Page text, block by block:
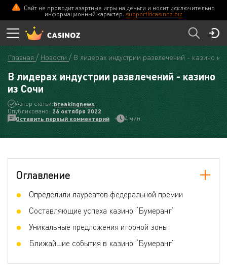
Сайт не проводит азартные игры на деньги и носит исключительно
информационный характер. support@casinoz.biz
Главная Новости В лидерах индустрии развлечений - казино
В лидерах индустрии развлечений - казино
из Сочи
Автор статьи:breakingnews
Опубликовано: 26 октября 2022
Оставить первый комментарий
4 мин.
Оглавление
Определили лауреатов федеральной премии
Составляющие успеха казино “Бумеранг”
Уникальные предложения игорной зоны
Ближайшие события в казино “Бумеранг”